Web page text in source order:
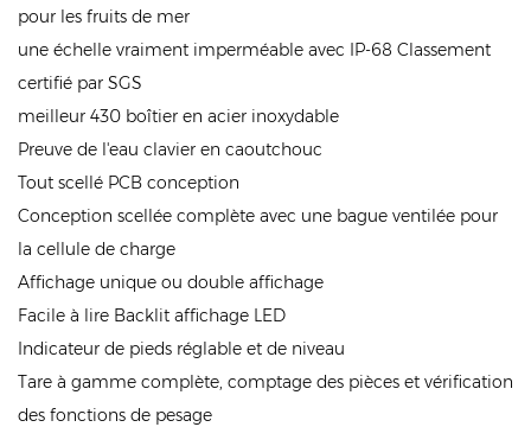
pour les fruits de mer
une échelle vraiment imperméable avec IP-68 Classement
certifié par SGS
meilleur 430 boîtier en acier inoxydable
Preuve de l'eau clavier en caoutchouc
Tout scellé PCB conception
Conception scellée complète avec une bague ventilée pour
la cellule de charge
Affichage unique ou double affichage
Facile à lire Backlit affichage LED
Indicateur de pieds réglable et de niveau
Tare à gamme complète, comptage des pièces et vérification
des fonctions de pesage